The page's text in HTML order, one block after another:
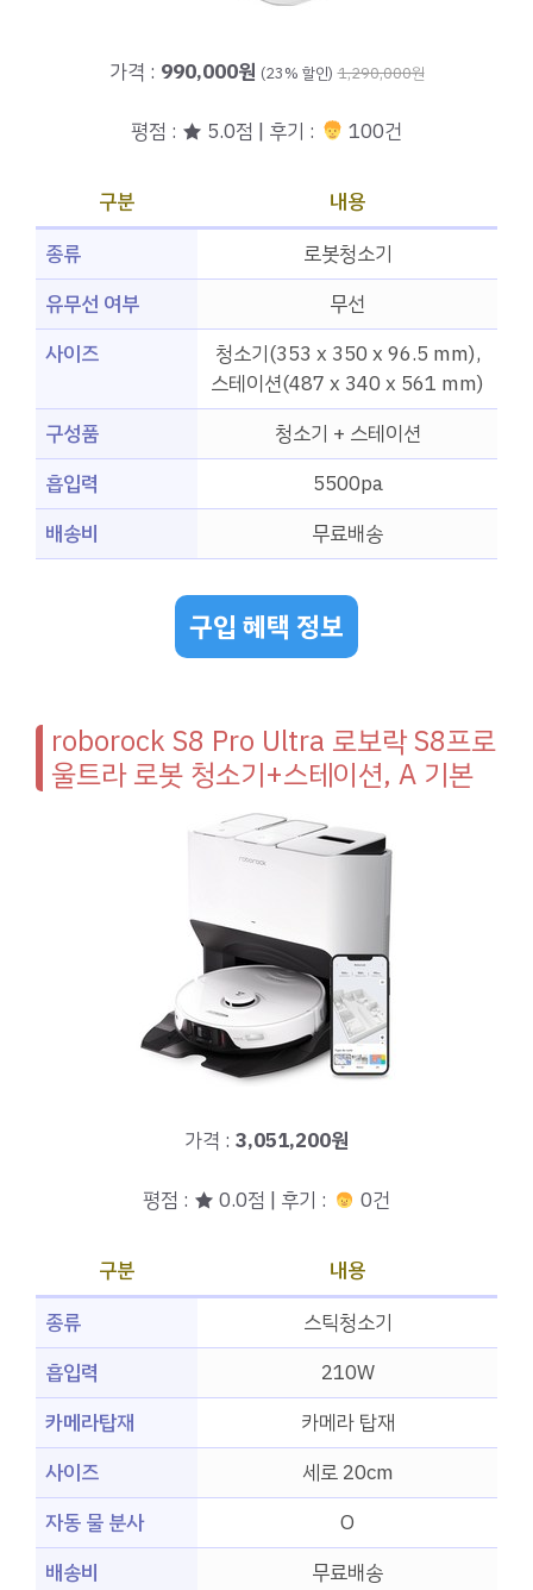
가격 : 990,000원 (23% 할인) 1,290,000원
평점 : ★ 5.0점 | 후기 : 100건
구분
내용
종류
로봇청소기
유무선 여부
무선
사이즈
청소기(353 x 350 x 96.5 mm),
스테이션(487 x 340 x 561 mm)
구성품
청소기 + 스테이션
흡입력
5500pa
배송비
무료배송
구입 혜택 정보
roborock S8 Pro Ultra 로보락 S8프로
울트라 로봇 청소기+스테이션, A 기본
가격 : 3,051,200원
평점 : ★ 0.0점 | 후기 : 0건
구분
내용
종류
스틱청소기
흡입력
210W
카메라탑재
카메라 탑재
사이즈
세로 20cm
자동 물 분사
O
배송비
무료배송